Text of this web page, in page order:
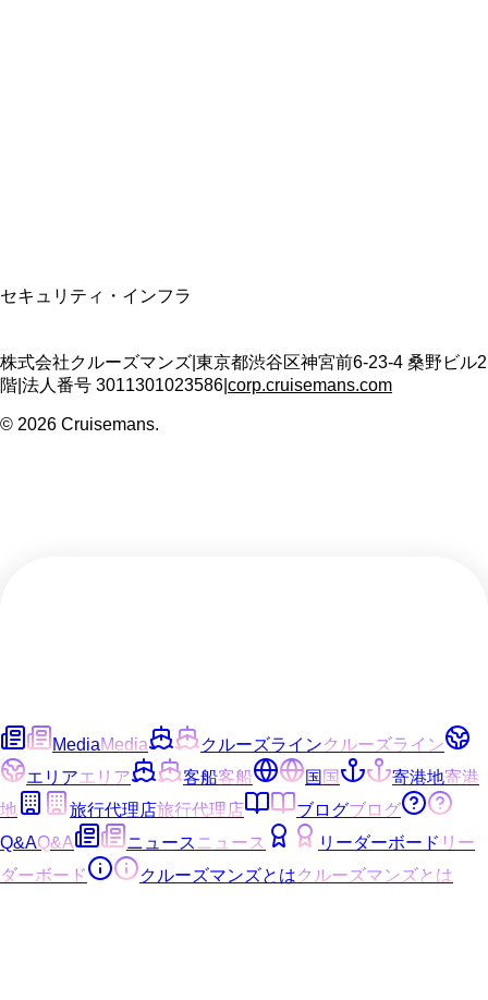
セキュリティ・インフラ
株式会社クルーズマンズ 東京都渋谷区神宮前6-23-4 桑野ビル2
階 法人番号 3011301023586 corp.cruisemans.com
© 2026 Cruisemans.
MediaMedia クルーズラインクルーズライン
エリアエリア 客船客船 国国 寄港地寄港
地
旅行代理店旅行代理店 ブログブログ
Q&AQ&A ニュース ニュース リーダーボード リー
ダーボード
クルーズマンズとはクルーズマンズとは